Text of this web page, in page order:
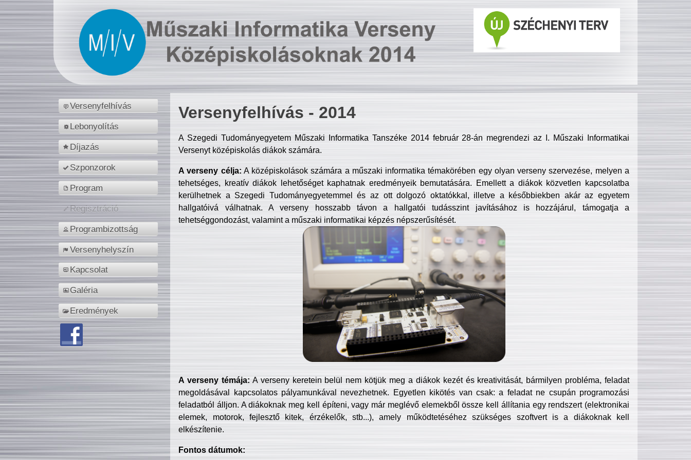
Versenyfelhívás
Lebonyolítás
Díjazás
Szponzorok
Program
Regisztráció
Programbizottság
Versenyhelyszín
Kapcsolat
Galéria
Eredmények
Versenyfelhívás - 2014
A Szegedi Tudományegyetem Műszaki Informatika Tanszéke 2014 február 28-án megrendezi az I. Műszaki Informatikai
Versenyt középiskolás diákok számára.
A verseny célja: A középiskolások számára a műszaki informatika témakörében egy olyan verseny szervezése, melyen a
tehetséges, kreatív diákok lehetőséget kaphatnak eredményeik bemutatására. Emellett a diákok közvetlen kapcsolatba
kerülhetnek a Szegedi Tudományegyetemmel és az ott dolgozó oktatókkal, illetve a későbbiekben akár az egyetem
hallgatóivá válhatnak. A verseny hosszabb távon a hallgatói tudásszint javításához is hozzájárul, támogatja a
tehetséggondozást, valamint a műszaki informatikai képzés népszerűsítését.
A verseny témája: A verseny keretein belül nem kötjük meg a diákok kezét és kreativitását, bármilyen probléma, feladat
megoldásával kapcsolatos pályamunkával nevezhetnek. Egyetlen kikötés van csak: a feladat ne csupán programozási
feladatból álljon. A diákoknak meg kell építeni, vagy már meglévő elemekből össze kell állítania egy rendszert (elektronikai
elemek, motorok, fejlesztő kitek, érzékelők, stb...), amely működtetéséhez szükséges szoftvert is a diákoknak kell
elkészítenie.
Fontos dátumok: